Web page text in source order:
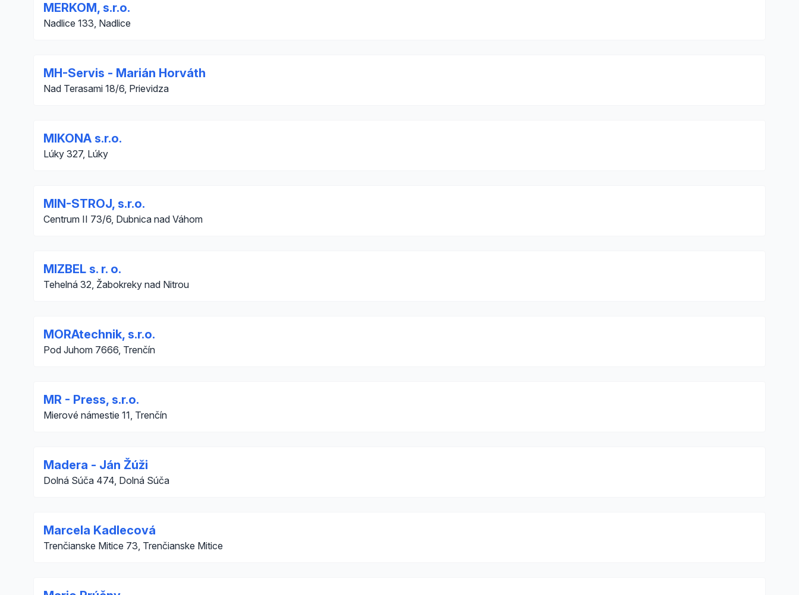
MERKOM, s.r.o.
Nadlice 133, Nadlice
MH-Servis - Marián Horváth
Nad Terasami 18/6, Prievidza
MIKONA s.r.o.
Lúky 327, Lúky
MIN-STROJ, s.r.o.
Centrum II 73/6, Dubnica nad Váhom
MIZBEL s. r. o.
Tehelná 32, Žabokreky nad Nitrou
MORAtechnik, s.r.o.
Pod Juhom 7666, Trenčín
MR - Press, s.r.o.
Mierové námestie 11, Trenčín
Madera - Ján Žúži
Dolná Súča 474, Dolná Súča
Marcela Kadlecová
Trenčianske Mitice 73, Trenčianske Mitice